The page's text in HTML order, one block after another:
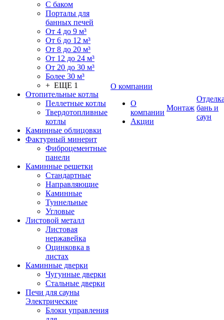
С баком
Порталы для
банных печей
От 4 до 9 м³
От 6 до 12 м³
От 8 до 20 м³
От 12 до 24 м³
От 20 до 30 м³
Более 30 м³
+ ЕЩЕ 1
Отопительные котлы
Пеллетные котлы
Твердотопливные
котлы
Каминные облицовки
Фактурный минерит
Фиброцементные
панели
Каминные решетки
Стандартные
Направляющие
Каминные
Туннельные
Угловые
Листовой металл
Листовая
нержавейка
Оцинковка в
листах
Каминные дверки
Чугунные дверки
Стальные дверки
Печи для сауны
Электрические
Блоки управления
О компании
О
компании
Акции
Монтаж бань и
саун